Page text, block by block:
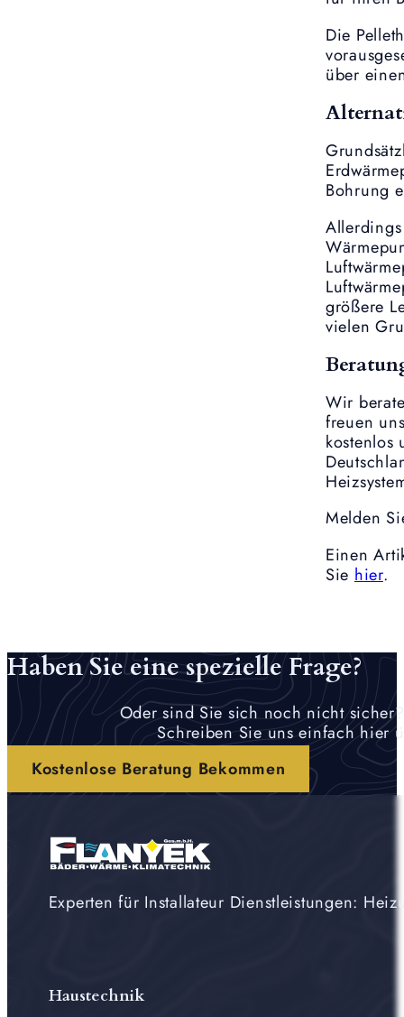
Die
über
Bohrung
größere
vielen
Wir
freuen
kostenlos
Melden
Einen
Sie hier.
Haben Sie eine spezielle Frage?
Oder sind Sie sich noch nicht
Schreiben Sie uns einfach hier
Kostenlose Beratung Bekommen
Experten für Installateur Dienstleistungen:
Haustechnik